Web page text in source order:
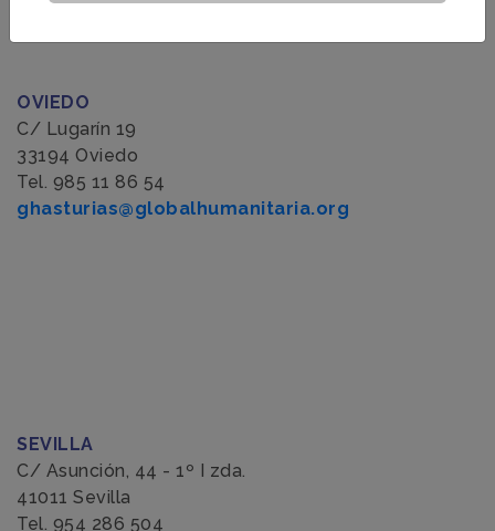
OVIEDO
C/ Lugarín 19
33194 Oviedo
Tel. 985 11 86 54
ghasturias@globalhumanitaria.org
SEVILLA
C/ Asunción, 44 - 1º I zda.
41011 Sevilla
Tel. 954 286 504